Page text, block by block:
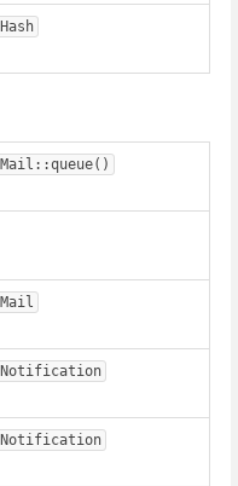
Hash
Mail::queue()
Mail
Notification
Notification